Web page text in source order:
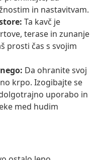
in nastavitvam.
Ta kavč je
terase in zunanje
prosti čas s svojim
Da ohranite svoj
krpo. Izogibajte se
uporabo in
med hudim